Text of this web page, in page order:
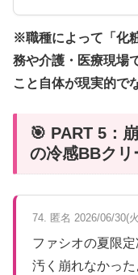
※職種によって「化
務や介護・医療現場
こと自体が現実的で
🎯 PART 5：
の冷感BBクリ
74. 匿名 2026/06/30(
ファシオの夏限
汚く崩れなかっ